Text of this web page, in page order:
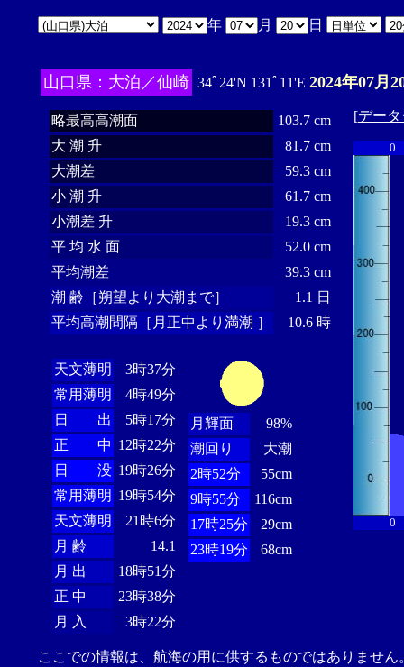
年 月 日
山口県：大泊／仙崎 34ﾟ24'N 131ﾟ11'E 2024年07月
略最高高潮面
103.7 cm
大 潮 升
81.7 cm
大潮差
59.3 cm
小 潮 升
61.7 cm
小潮差 升
19.3 cm
平 均 水 面
52.0 cm
平均潮差
39.3 cm
潮 齢［朔望より大潮まで］
1.1 日
平均高潮間隔［月正中より満潮 ］
10.6 時
天文薄明
3時37分
常用薄明
4時49分
日 出
5時17分
正 中 12時22分
日 没 19時26分
常用薄明 19時54分
天文薄明
21時6分
月 齢
14.1
月 出
18時51分
正 中
23時38分
月 入
3時22分
月輝面
98%
潮回り
大潮
2時52分
55cm
9時55分
116cm
17時25分
29cm
23時19分
68cm
[デー
0
0
ここでの情報は、航海の用に供するものではありませ